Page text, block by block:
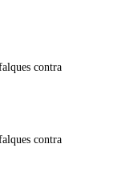
contra
contra